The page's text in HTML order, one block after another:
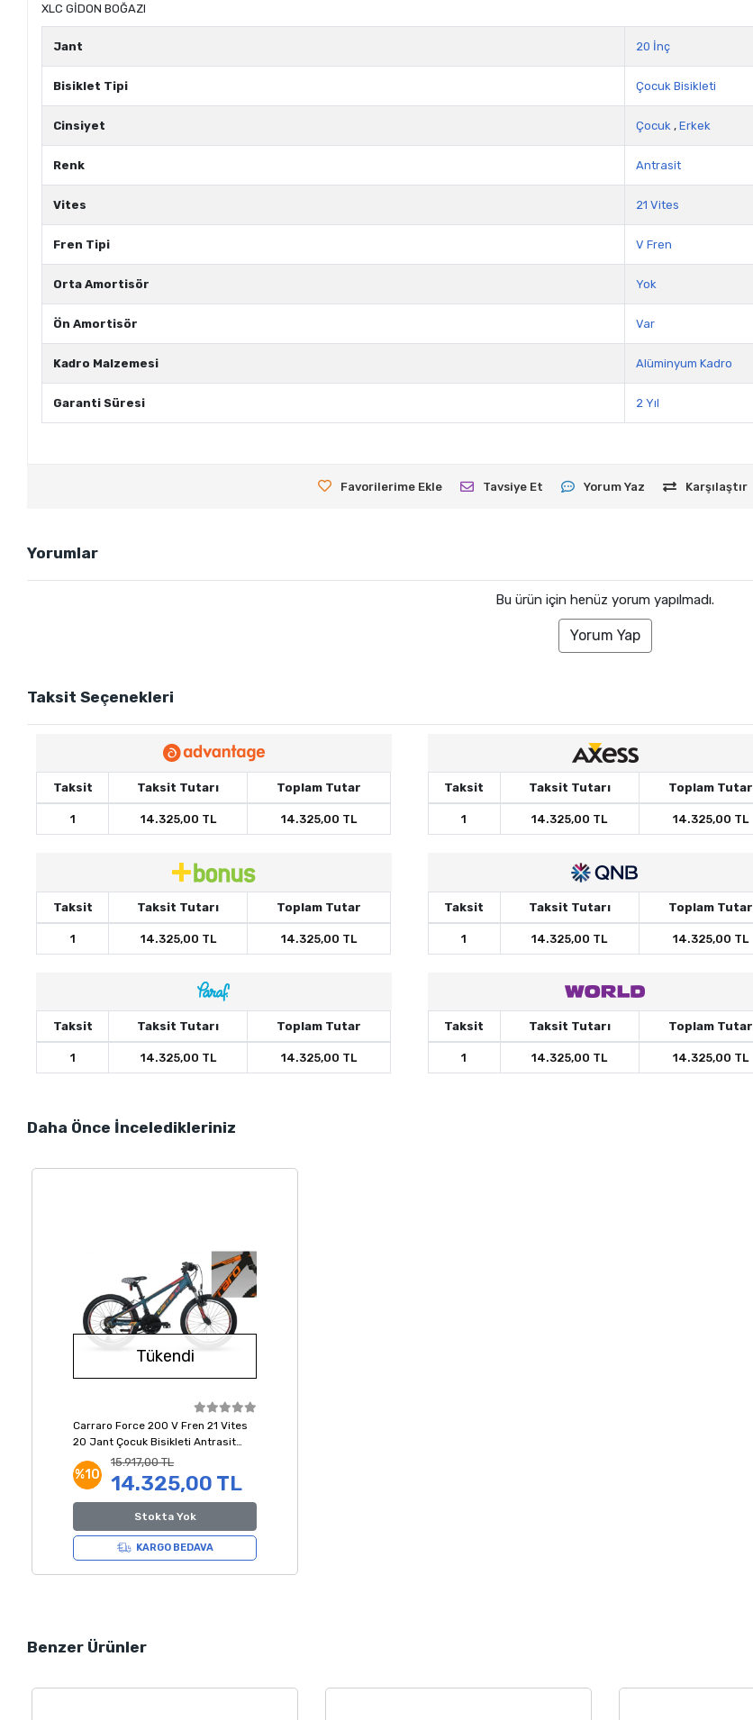
XLC GİDON BOĞAZI
Jant 20 İnç
Bisiklet Tipi Çocuk Bisikleti
Cinsiyet Çocuk ,Erkek
Renk Antrasit
Vites 21 Vites
Fren Tipi V Fren
Orta Amortisör Yok
Ön Amortisör Var
Kadro Malzemesi Alüminyum Kadro
Garanti Süresi 2 Yıl
Favorilerime Ekle Tavsiye Et Yorum Yaz Karşılaştır
Yorumlar
Bu ürün için henüz yorum yapılmadı.
Yorum Yap
Taksit Seçenekleri
Taksit Taksit Tutarı Toplam Tutar
1 14.325,00 TL 14.325,00 TL
Taksit Taksit Tutarı Toplam Tutar
1 14.325,00 TL 14.325,00 TL
Taksit Taksit Tutarı Toplam Tutar
1 14.325,00 TL 14.325,00 TL
Taksit Taksit Tutarı Toplam Tutar
1 14.325,00 TL 14.325,00 TL
Taksit Taksit Tutarı Toplam Tutar
1 14.325,00 TL 14.325,00 TL
Taksit Taksit Tutarı Toplam Tutar
1 14.325,00 TL 14.325,00 TL
Daha Önce İnceledikleriniz
Tükendi
Carraro Force 200 V Fren 21 Vites
20 Jant Çocuk Bisikleti Antrasit
Turuncu Beyaz
%10
15.917,00 TL
14.325,00 TL
Stokta Yok
KARGO BEDAVA
Benzer Ürünler